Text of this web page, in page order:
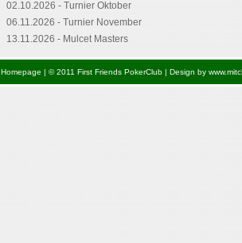
02.10.2026 - Turnier Oktober
06.11.2026 - Turnier November
13.11.2026 - Mulcet Masters
Homepage | © 2011 First Friends PokerClub | Design by